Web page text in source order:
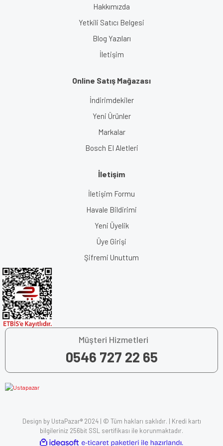
Hakkımızda
Yetkili Satıcı Belgesi
Blog Yazıları
İletişim
Online Satış Mağazası
İndirimdekiler
Yeni Ürünler
Markalar
Bosch El Aletleri
İletişim
İletişim Formu
Havale Bildirimi
Yeni Üyelik
Üye Girişi
Şifremi Unuttum
Müşteri Hizmetleri
0546 727 22 65
Design by UstaPazar® 2024 | © Tüm hakları saklıdır. | Kredi kartı
bilgileriniz 256bit SSL sertifikası ile korunmaktadır.
ideasoft e-